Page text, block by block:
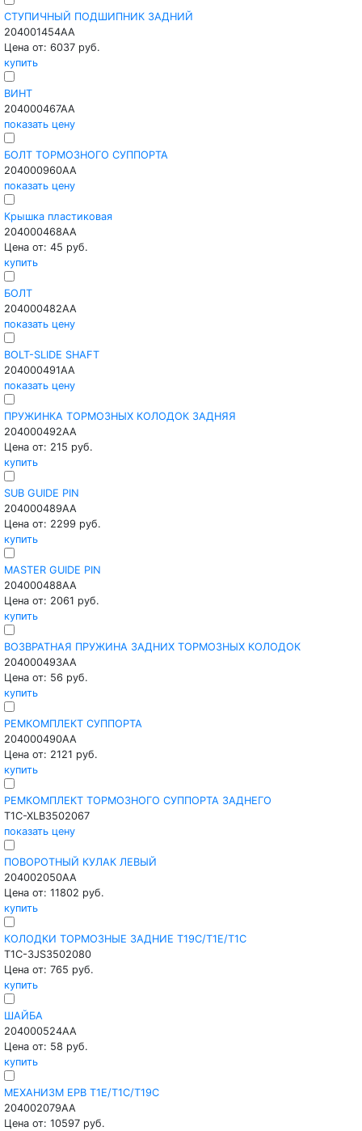
СТУПИЧНЫЙ ПОДШИПНИК ЗАДНИЙ
204001454AA
Цена от: 6037 руб.
купить
ВИНТ
204000467AA
показать цену
БОЛТ ТОРМОЗНОГО СУППОРТА
204000960AA
показать цену
Крышка пластиковая
204000468AA
Цена от: 45 руб.
купить
БОЛТ
204000482AA
показать цену
BOLT-SLIDE SHAFT
204000491AA
показать цену
ПРУЖИНКА ТОРМОЗНЫХ КОЛОДОК ЗАДНЯЯ
204000492AA
Цена от: 215 руб.
купить
SUB GUIDE PIN
204000489AA
Цена от: 2299 руб.
купить
MASTER GUIDE PIN
204000488AA
Цена от: 2061 руб.
купить
ВОЗВРАТНАЯ ПРУЖИНА ЗАДНИХ ТОРМОЗНЫХ КОЛОДОК
204000493AA
Цена от: 56 руб.
купить
РЕМКОМПЛЕКТ СУППОРТА
204000490AA
Цена от: 2121 руб.
купить
РЕМКОМПЛЕКТ ТОРМОЗНОГО СУППОРТА ЗАДНЕГО
T1C-XLB3502067
показать цену
ПОВОРОТНЫЙ КУЛАК ЛЕВЫЙ
204002050AA
Цена от: 11802 руб.
купить
КОЛОДКИ ТОРМОЗНЫЕ ЗАДНИЕ T19C/T1E/T1C
T1C-3JS3502080
Цена от: 765 руб.
купить
ШАЙБА
204000524AA
Цена от: 58 руб.
купить
МЕХАНИЗМ EPB T1E/T1C/T19C
204002079AA
Цена от: 10597 руб.